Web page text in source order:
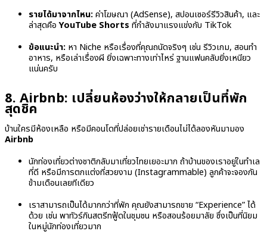
รายได้มาจากไหน:ค่าโฆษณา (AdSense), สปอนเซอร์รีวิวสินค้า, และ
ล่าสุดคือYouTube Shorts ที่กำลังมาแรงแข่งกับ TikTok
ข้อแนะนำ: หา Niche หรือเรื่องที่คุณถนัดจริงๆ เช่น รีวิวเกม, สอนทำ
อาหาร, หรือเล่าเรื่องผี ยิ่งเฉพาะทางเท่าไหร่ ฐานแฟนคลับยิ่งเหนียว
แน่นครับ
8. Airbnb: เปลี่ยนห้องว่างให้กลายเป็นที่พัก
สุดชิค
บ้านใครมีห้องเหลือ หรือมีคอนโดที่ปล่อยเช่ารายเดือนไม่ได้ลองหันมามอง
Airbnb
นักท่องเที่ยวต่างชาติกลับมาเที่ยวไทยเยอะมาก ถ้าบ้านของเราอยู่ในทำเล
ที่ดี หรือมีการตกแต่งที่สวยงาม (Instagrammable) ลูกค้าจะจองกัน
ข้ามเดือนเลยทีเดียว
เราสามารถเป็นได้มากกว่าที่พัก คุณยังสามารถขาย “Experience” ได้
ด้วย เช่น พาทัวร์กินสตรีทฟู้ดในชุมชน หรือสอนร้อยมาลัย ซึ่งเป็นที่นิยม
ในหมู่นักท่องเที่ยวมาก